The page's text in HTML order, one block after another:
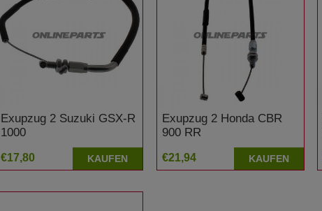
Exupzug 2 Suzuki GSX-R
1000
€17,80 KAUFEN
Exupzug 2 Honda CBR
900 RR
€21,94 KAUFEN